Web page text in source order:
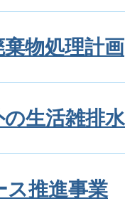
物処理計画
生活雑排
ス推進事業